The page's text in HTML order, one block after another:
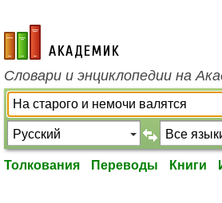
academic.ru
Словари и энциклопедии на
Толкования Переводы Книги